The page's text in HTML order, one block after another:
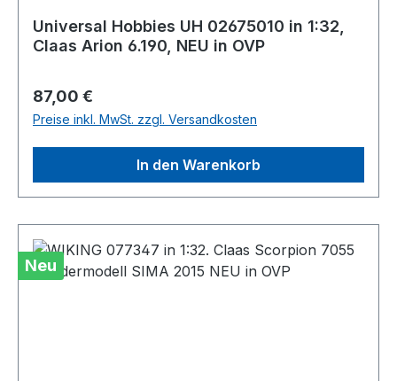
Universal Hobbies UH 02675010 in 1:32,
Claas Arion 6.190, NEU in OVP
Regulärer Preis:
87,00 €
Preise inkl. MwSt. zzgl. Versandkosten
In den Warenkorb
Neu